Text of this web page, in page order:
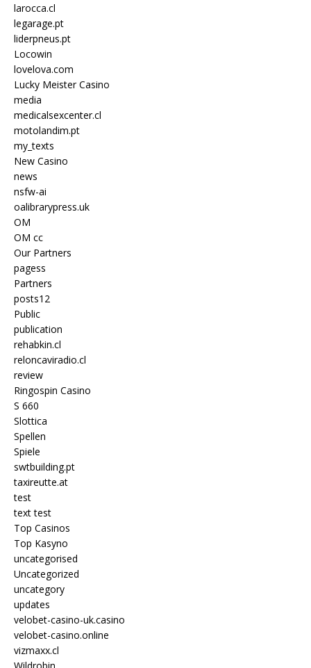
larocca.cl
legarage.pt
liderpneus.pt
Locowin
lovelova.com
Lucky Meister Casino
media
medicalsexcenter.cl
motolandim.pt
my_texts
New Casino
news
nsfw-ai
oalibrarypress.uk
OM
OM cc
Our Partners
pagess
Partners
posts12
Public
publication
rehabkin.cl
reloncaviradio.cl
review
Ringospin Casino
S 660
Slottica
Spellen
Spiele
swtbuilding.pt
taxireutte.at
test
text test
Top Casinos
Top Kasyno
uncategorised
Uncategorized
uncategory
updates
velobet-casino-uk.casino
velobet-casino.online
vizmaxx.cl
Wildrobin